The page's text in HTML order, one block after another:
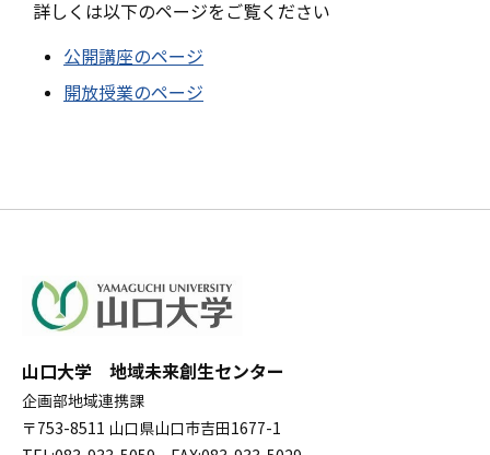
詳しくは以下のページをご覧ください
公開講座のページ
開放授業のページ
山口大学 地域未来創生センター
企画部地域連携課
〒753-8511 山口県山口市吉田1677-1